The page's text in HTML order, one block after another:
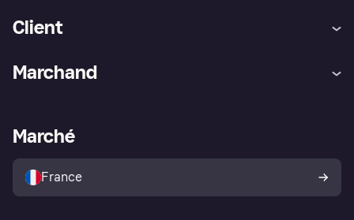
Client
Explorez les magasins
Politique de protection de
l’acheteur Klarna
Marchand
Portail Marchand
Marché
France